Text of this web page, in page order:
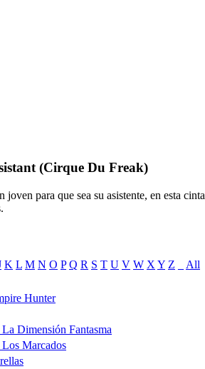
(Cirque Du Freak)
para que sea su asistente, en esta cinta
K L M N O P Q R S T U V W X Y Z
All
Hunter
Dimensión Fantasma
Marcados